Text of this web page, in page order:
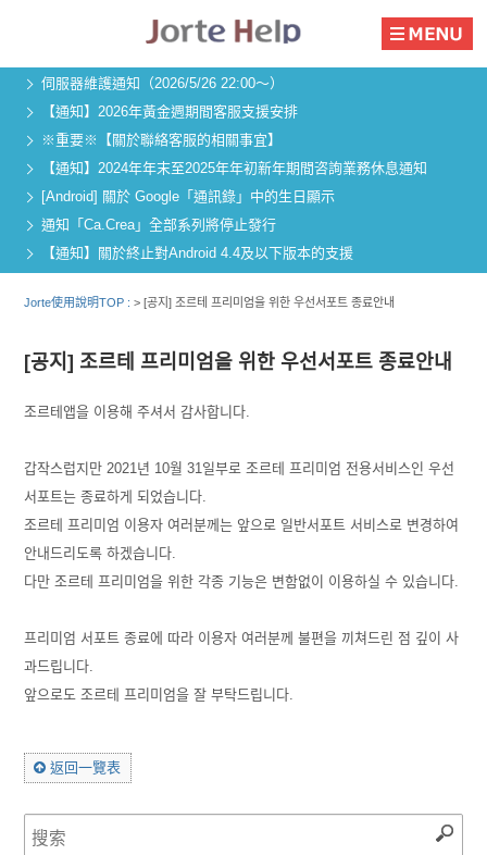
伺服器維護通知（2026/5/26 22:00～）
【通知】2026年黃金週期間客服支援安排
※重要※【關於聯絡客服的相關事宜】
【通知】2024年年末至2025年年初新年期間咨詢業務休息通知
[Android] 關於 Google「通訊錄」中的生日顯示
通知「Ca.Crea」全部系列將停止發行
【通知】關於終止對Android 4.4及以下版本的支援
Jorte使用說明TOP :>[공지] 조르테 프리미엄을 위한 우선서포트 종료안내
[공지] 조르테 프리미엄을 위한 우선서포트 종료안내
조르테앱을 이용해 주셔서 감사합니다.
갑작스럽지만 2021년 10월 31일부로 조르테 프리미엄 전용서비스인 우선
서포트는 종료하게 되었습니다.
조르테 프리미엄 이용자 여러분께는 앞으로 일반서포트 서비스로 변경하여
안내드리도록 하겠습니다.
다만 조르테 프리미엄을 위한 각종 기능은 변함없이 이용하실 수 있습니다.
프리미엄 서포트 종료에 따라 이용자 여러분께 불편을 끼쳐드린 점 깊이 사
과드립니다.
앞으로도 조르테 프리미엄을 잘 부탁드립니다.
返回一覽表